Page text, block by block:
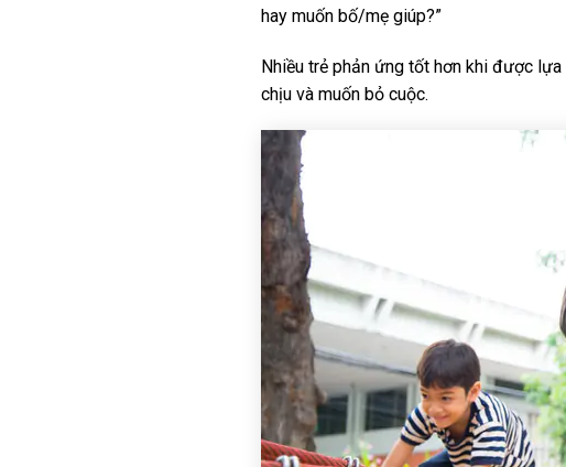
hay muốn bố/mẹ giúp?”
Nhiều trẻ phản ứng tốt hơn khi được
chịu và muốn bỏ cuộc.